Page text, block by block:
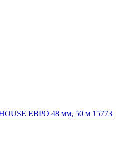
ЕВРО 48 мм, 50 м 15773